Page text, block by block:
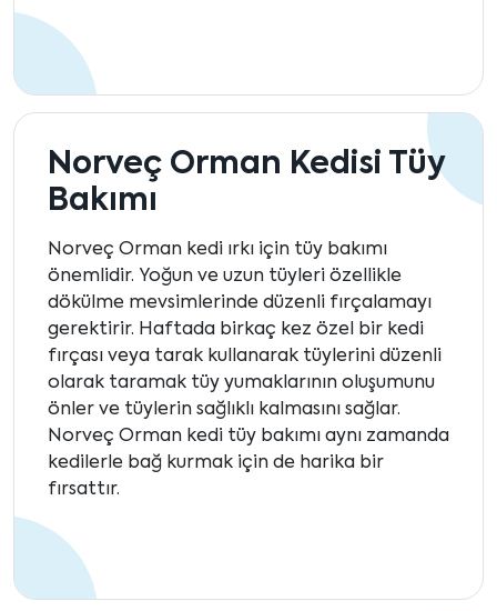
Norveç Orman Kedisi Tüy
Bakımı
Norveç Orman kedi ırkı için tüy bakımı
önemlidir. Yoğun ve uzun tüyleri özellikle
dökülme mevsimlerinde düzenli fırçalamayı
gerektirir. Haftada birkaç kez özel bir kedi
fırçası veya tarak kullanarak tüylerini düzenli
olarak taramak tüy yumaklarının oluşumunu
önler ve tüylerin sağlıklı kalmasını sağlar.
Norveç Orman kedi tüy bakımı aynı zamanda
kedilerle bağ kurmak için de harika bir
fırsattır.